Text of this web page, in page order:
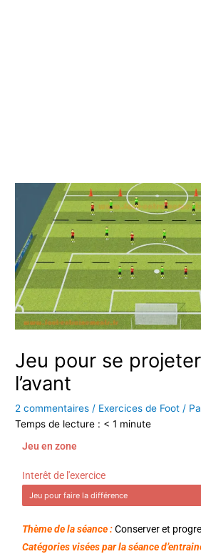
Jeu pour se
l’avant
2 commentaires / Exercices de Foot /
Temps de lecture : < 1 minute
Jeu en zone
Interêt de l'exercice
Jeu pour faire la différence
Thème de la séance :Conserver et
Catégories visées par la séance